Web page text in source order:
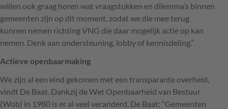
willen ook graag horen wat vraagstukken en dilemma’s binnen
gemeenten zijn op dit moment, zodat we die mee terug
kunnen nemen richtingVNG die daar mogelijk actie op kan
nemen. Denk aan ondersteuning, lobby of kennisdeling.”
Actieve openbaarmaking
We zijn al een eind gekomen met een transparante overheid,
vindt De Baat. Dankzij de Wet Openbaarheid van Bestuur
(Wob) in 1980 is er al veel veranderd. De Baat: “Gemeenten